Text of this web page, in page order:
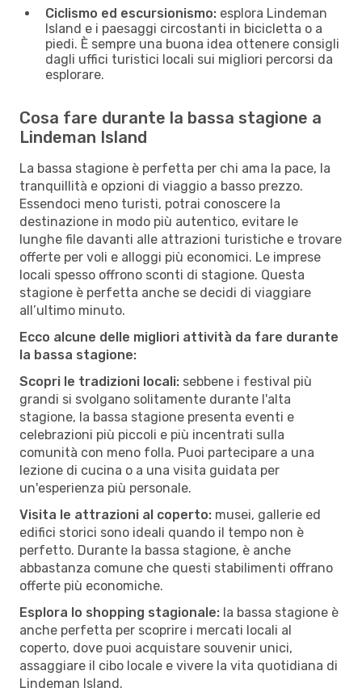
Ciclismo ed escursionismo: esplora Lindeman
Island e i paesaggi circostanti in bicicletta o a
piedi. È sempre una buona idea ottenere consigli
dagli uffici turistici locali sui migliori percorsi da
esplorare.
Cosa fare durante la bassa stagione a
Lindeman Island
La bassa stagione è perfetta per chi ama la pace, la
tranquillità e opzioni di viaggio a basso prezzo.
Essendoci meno turisti, potrai conoscere la
destinazione in modo più autentico, evitare le
lunghe file davanti alle attrazioni turistiche e trovare
offerte per voli e alloggi più economici. Le imprese
locali spesso offrono sconti di stagione. Questa
stagione è perfetta anche se decidi di viaggiare
all’ultimo minuto.
Ecco alcune delle migliori attività da fare durante
la bassa stagione:
Scopri le tradizioni locali: sebbene i festival più
grandi si svolgano solitamente durante l'alta
stagione, la bassa stagione presenta eventi e
celebrazioni più piccoli e più incentrati sulla
comunità con meno folla. Puoi partecipare a una
lezione di cucina o a una visita guidata per
un'esperienza più personale.
Visita le attrazioni al coperto: musei, gallerie ed
edifici storici sono ideali quando il tempo non è
perfetto. Durante la bassa stagione, è anche
abbastanza comune che questi stabilimenti offrano
offerte più economiche.
Esplora lo shopping stagionale: la bassa stagione è
anche perfetta per scoprire i mercati locali al
coperto, dove puoi acquistare souvenir unici,
assaggiare il cibo locale e vivere la vita quotidiana di
Lindeman Island.